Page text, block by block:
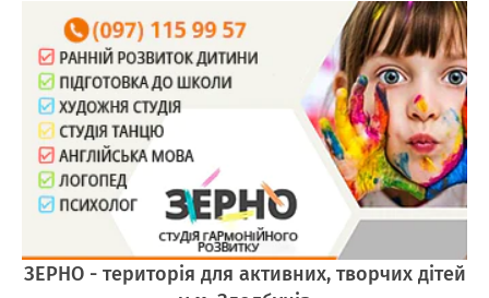
ЗЕРНО - територія для активних, творчих дітей